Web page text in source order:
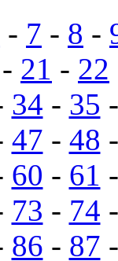
- 7 - 8 -
- 21 - 22
34 - 35
47 - 48
60 - 61
73 - 74
86 - 87